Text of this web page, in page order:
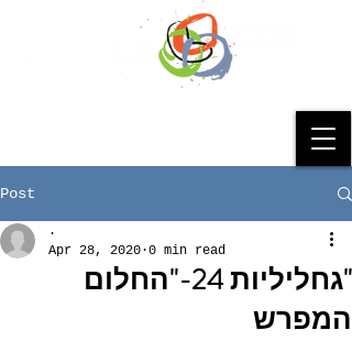
Post
"גחליליות 24-"החלום
המפרש
.
Apr 28, 2020 0 min read